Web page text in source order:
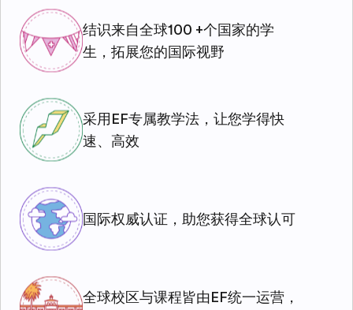
结识来自全球100 +个国家的学
生，拓展您的国际视野
采用EF专属教学法，让您学得快
速、高效
国际权威认证，助您获得全球认可
全球校区与课程皆由EF统一运营，